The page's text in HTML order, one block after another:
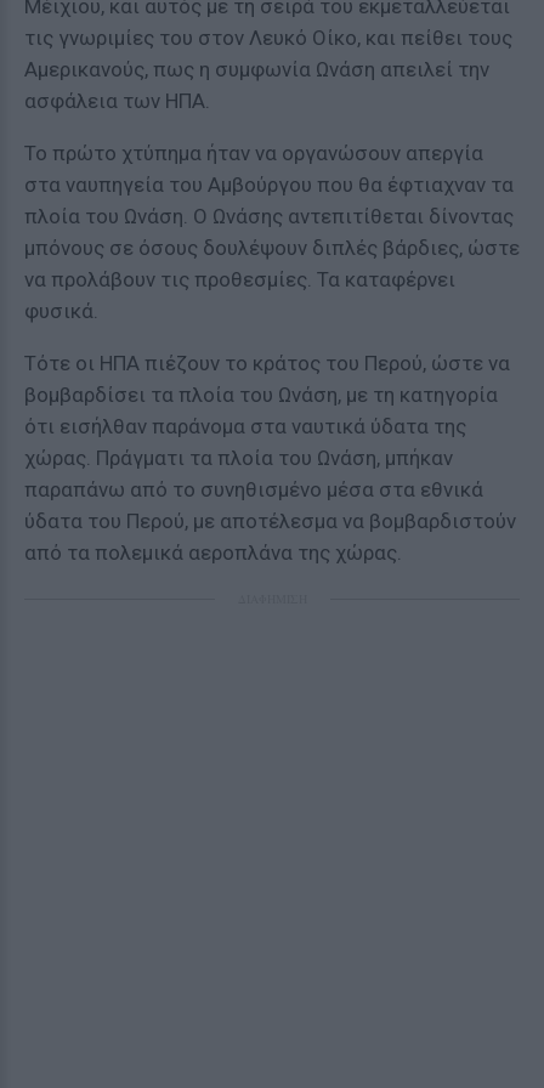
Μέιχιου, και αυτός με τη σειρά του εκμεταλλεύεται
τις γνωριμίες του στον Λευκό Οίκο, και πείθει τους
Αμερικανούς, πως η συμφωνία Ωνάση απειλεί την
ασφάλεια των ΗΠΑ.
Το πρώτο χτύπημα ήταν να οργανώσουν απεργία
στα ναυπηγεία του Αμβούργου που θα έφτιαχναν τα
πλοία του Ωνάση. Ο Ωνάσης αντεπιτίθεται δίνοντας
μπόνους σε όσους δουλέψουν διπλές βάρδιες, ώστε
να προλάβουν τις προθεσμίες. Τα καταφέρνει
φυσικά.
Τότε οι ΗΠΑ πιέζουν το κράτος του Περού, ώστε να
βομβαρδίσει τα πλοία του Ωνάση, με τη κατηγορία
ότι εισήλθαν παράνομα στα ναυτικά ύδατα της
χώρας. Πράγματι τα πλοία του Ωνάση, μπήκαν
παραπάνω από το συνηθισμένο μέσα στα εθνικά
ύδατα του Περού, με αποτέλεσμα να βομβαρδιστούν
από τα πολεμικά αεροπλάνα της χώρας.